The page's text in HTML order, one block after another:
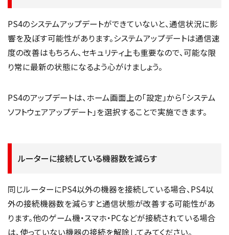
PS4のシステムアップデートができていないと、通信状況に影
響を及ぼす可能性があります。システムアップデートは通信速
度の改善はもちろん、セキュリティ上も重要なので、可能な限
り常に最新の状態になるよう心がけましょう。
PS4のアップデートは、ホーム画面上の「設定」から「システム
ソフトウェアアップデート」を選択することで実施できます。
ルーターに接続している機器数を減らす
同じルーターにPS4以外の機器を接続している場合、PS4以
外の接続機器数を減らすと通信状態が改善する可能性があ
ります。他のゲーム機・スマホ・PCなどが接続されている場合
は、使っていない機器の接続を解除してみてください。